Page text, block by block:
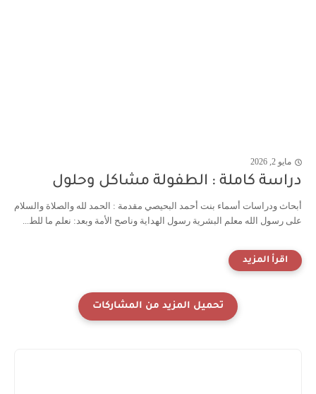
مايو 2, 2026
دراسة كاملة : الطفولة مشاكل وحلول
أبحاث ودراسات أسماء بنت أحمد البحيصي مقدمة : الحمد لله والصلاة والسلام
على رسول الله معلم البشرية رسول الهداية وناصح الأمة وبعد: نعلم ما للط...